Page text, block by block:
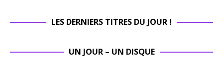
LES DERNIERS TITRES DU JOUR !
UN JOUR – UN DISQUE